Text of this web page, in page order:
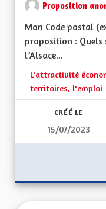
Proposition
Mon Code postal
proposition :
l’Alsace...
Filtrer les résultats
L'attractivité
territoires, l'emploi
CRÉÉ LE
15/07/2023